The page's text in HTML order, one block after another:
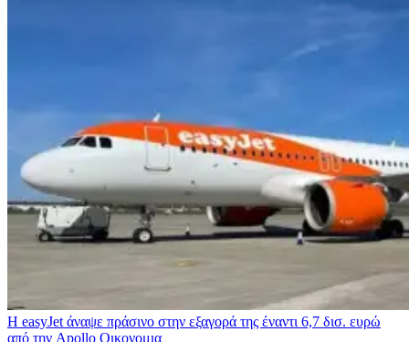
Η easyJet άναψε πράσινο στην εξαγορά της έναντι 6,7 δισ. ευρώ
από την Apollo Οικονομια